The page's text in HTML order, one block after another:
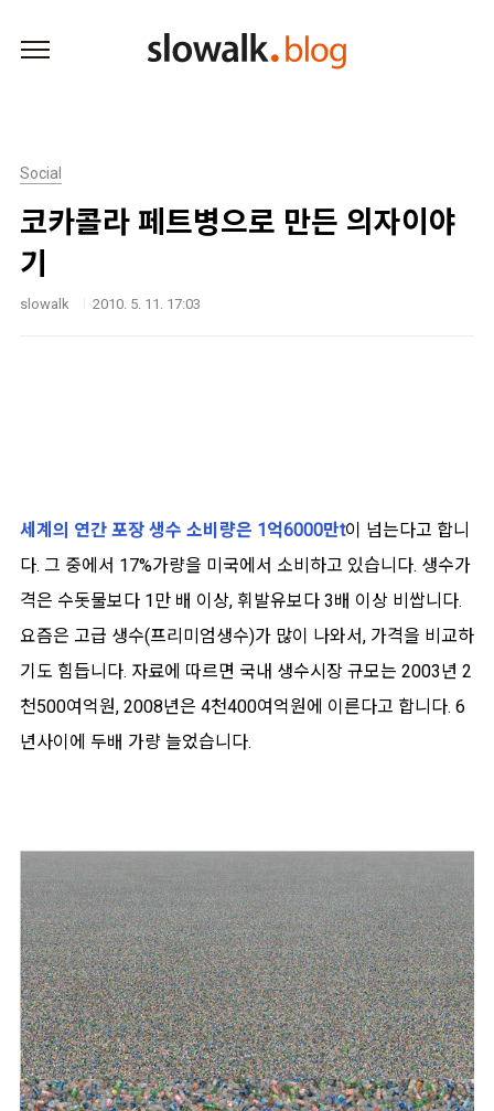
Social
코카콜라 페트병으로 만든 의자이야
기
slowalk 2010. 5. 11. 17:03
세계의 연간 포장 생수 소비량은 1억6000만t이 넘는다고 합니
다. 그 중에서 17%가량을 미국에서 소비하고 있습니다. 생수가
격은 수돗물보다 1만 배 이상, 휘발유보다 3배 이상 비쌉니다.
요즘은 고급 생수(프리미엄생수)가 많이 나와서, 가격을 비교하
기도 힘듭니다. 자료에 따르면 국내 생수시장 규모는 2003년 2
천500여억원, 2008년은 4천400여억원에 이른다고 합니다. 6
년사이에 두배 가량 늘었습니다.